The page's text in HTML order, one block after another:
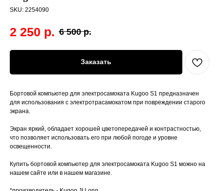
SKU: 2254090
2 250 р. 6 500 р.
Заказать
Бортовой компьютер для электросамоката Kugoo S1 предназначен
для использования с электротрасамокатом при повреждении старого
экрана.
Экран яркий, обладает хорошей цветопередачей и контрастностью,
что позволяет использовать его при любой погоде и уровне
освещенности.
Купить бортовой компьютер для электросамоката Kugoo S1 можно на
нашем сайте или в нашем магазине.